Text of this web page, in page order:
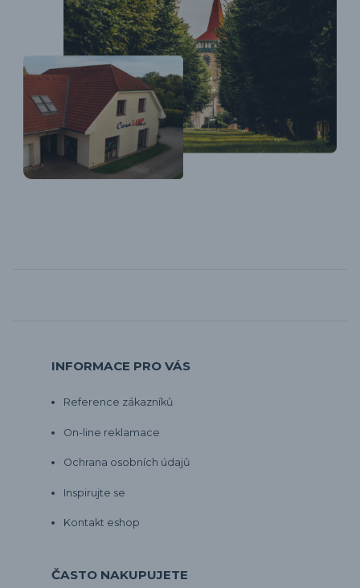
INFORMACE PRO VÁS
Reference zákazníků
On-line reklamace
Ochrana osobních údajů
Inspirujte se
Kontakt eshop
ČASTO NAKUPUJETE